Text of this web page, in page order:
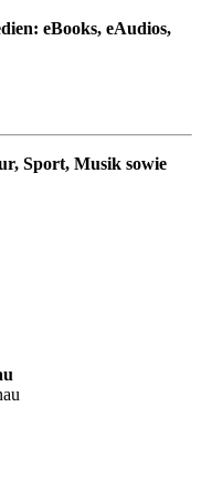
eBooks, eAudios,
Sport, Musik sowie